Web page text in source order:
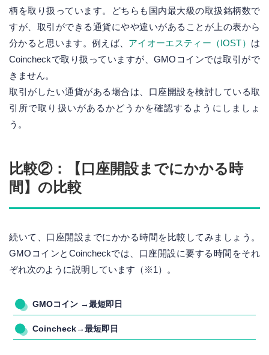
柄を取り扱っています。どちらも国内最大級の取扱銘柄数で
すが、取引ができる通貨にやや違いがあることが上の表から
分かると思います。例えば、 アイオーエスティー（IOST） は
Coincheckで取り扱っていますが、GMOコインでは取引がで
きません。
取引がしたい通貨がある場合は、口座開設を検討している取
引所で取り扱いがあるかどうかを確認するようにしましょ
う。
比較②：【口座開設までにかかる時
間】の比較
続いて、口座開設までにかかる時間を比較してみましょう。
GMOコインとCoincheckでは、口座開設に要する時間をそれ
ぞれ次のように説明しています（※1）。
GMOコイン →最短即日
Coincheck→最短即日